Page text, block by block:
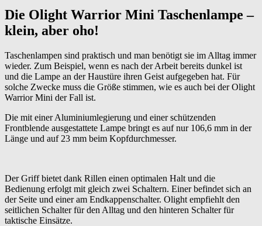
Die Olight Warrior Mini Taschenlampe –
klein, aber oho!
Taschenlampen sind praktisch und man benötigt sie im Alltag immer
wieder. Zum Beispiel, wenn es nach der Arbeit bereits dunkel ist
und die Lampe an der Haustüre ihren Geist aufgegeben hat. Für
solche Zwecke muss die Größe stimmen, wie es auch bei der Olight
Warrior Mini der Fall ist.
Die mit einer Aluminiumlegierung und einer schützenden
Frontblende ausgestattete Lampe bringt es auf nur 106,6 mm in der
Länge und auf 23 mm beim Kopfdurchmesser.
Der Griff bietet dank Rillen einen optimalen Halt und die
Bedienung erfolgt mit gleich zwei Schaltern. Einer befindet sich an
der Seite und einer am Endkappenschalter. Olight empfiehlt den
seitlichen Schalter für den Alltag und den hinteren Schalter für
taktische Einsätze.